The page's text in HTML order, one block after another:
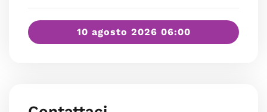
10 agosto 2026 06:00